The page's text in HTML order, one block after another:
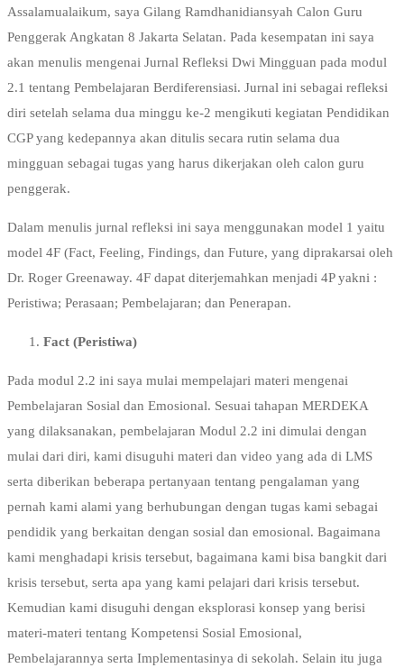
Assalamualaikum, saya Gilang Ramdhanidiansyah Calon Guru
Penggerak Angkatan 8 Jakarta Selatan. Pada kesempatan ini saya
akan menulis mengenai Jurnal Refleksi Dwi Mingguan pada modul
2.1 tentang Pembelajaran Berdiferensiasi. Jurnal ini sebagai refleksi
diri setelah selama dua minggu ke-2 mengikuti kegiatan Pendidikan
CGP yang kedepannya akan ditulis secara rutin selama dua
mingguan sebagai tugas yang harus dikerjakan oleh calon guru
penggerak.
Dalam menulis jurnal refleksi ini saya menggunakan model 1 yaitu
model 4F (Fact, Feeling, Findings, dan Future, yang diprakarsai oleh
Dr. Roger Greenaway. 4F dapat diterjemahkan menjadi 4P yakni :
Peristiwa; Perasaan; Pembelajaran; dan Penerapan.
Fact (Peristiwa)
Pada modul 2.2 ini saya mulai mempelajari materi mengenai
Pembelajaran Sosial dan Emosional. Sesuai tahapan MERDEKA
yang dilaksanakan, pembelajaran Modul 2.2 ini dimulai dengan
mulai dari diri, kami disuguhi materi dan video yang ada di LMS
serta diberikan beberapa pertanyaan tentang pengalaman yang
pernah kami alami yang berhubungan dengan tugas kami sebagai
pendidik yang berkaitan dengan sosial dan emosional. Bagaimana
kami menghadapi krisis tersebut, bagaimana kami bisa bangkit dari
krisis tersebut, serta apa yang kami pelajari dari krisis tersebut.
Kemudian kami disuguhi dengan eksplorasi konsep yang berisi
materi-materi tentang Kompetensi Sosial Emosional,
Pembelajarannya serta Implementasinya di sekolah. Selain itu juga